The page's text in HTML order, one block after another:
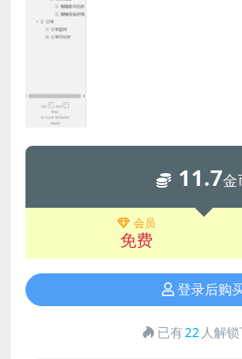
11.7金
会员
免费
登录后购
已有22 人解